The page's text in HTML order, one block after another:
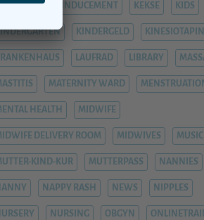
INDUCEMENT KEKSE KIDS
KINDERGELD
LAUFRAD LIBRARY
MATERNITY WARD
HEALTH MIDWIFE
DELIVERY ROOM MIDWIVES MUSIC
KIND-KUR MUTTERPASS NANNIES
NAPPY RASH NEWS NIPPLES
NURSING OBGYN